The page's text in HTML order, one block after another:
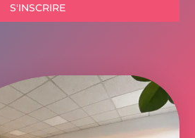
S'INSCRIRE